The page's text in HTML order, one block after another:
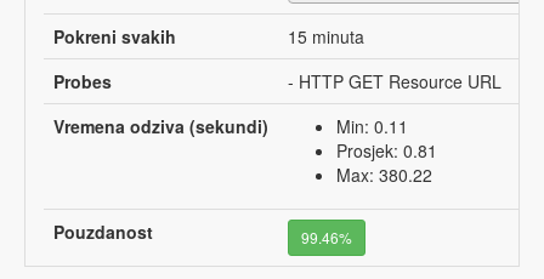
Pokreni svakih
15 minuta
Probes
- HTTP GET Resource URL
Vremena odziva (sekundi)
Min: 0.11
Prosjek: 0.81
Max: 380.22
Pouzdanost 99.46%